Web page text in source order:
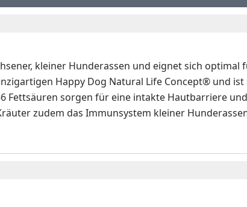
kleiner Hunderassen und eignet sich optimal
Happy Dog Natural Life Concept® und
sorgen für eine intakte Hautbarriere
zudem das Immunsystem kleiner